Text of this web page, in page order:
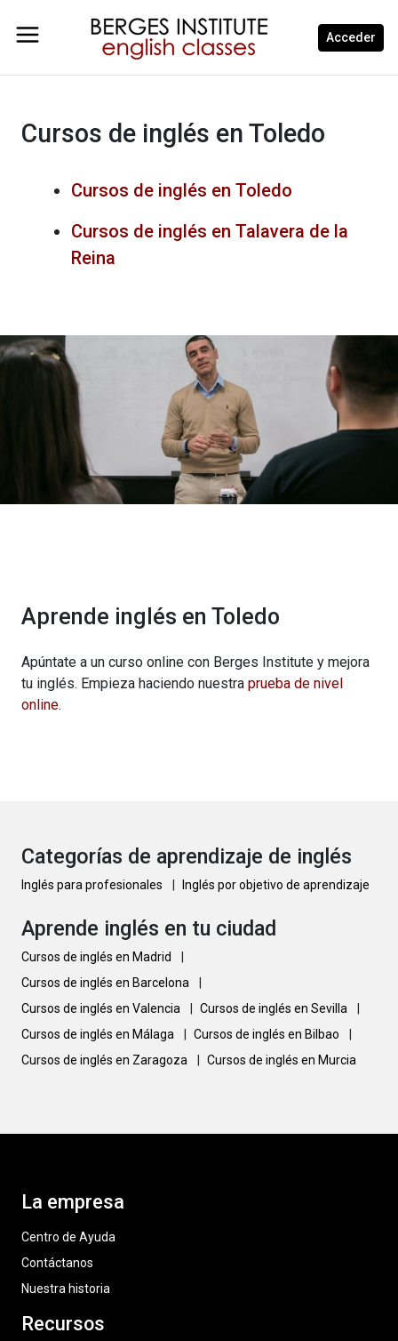
Acceder
Cursos de inglés en Toledo
Cursos de inglés en Toledo
Cursos de inglés en Talavera de la
Reina
Aprende inglés en Toledo
Apúntate a un curso online con Berges Institute y mejora
tu inglés. Empieza haciendo nuestra prueba de nivel
online.
Categorías de aprendizaje de inglés
Inglés para profesionales Inglés por objetivo de aprendizaje
Aprende inglés en tu ciudad
Cursos de inglés en Madrid
Cursos de inglés en Barcelona
Cursos de inglés en Valencia
Cursos de inglés en Sevilla
Cursos de inglés en Málaga
Cursos de inglés en Bilbao
Cursos de inglés en Zaragoza
Cursos de inglés en Murcia
La empresa
Centro de Ayuda
Contáctanos
Nuestra historia
Recursos